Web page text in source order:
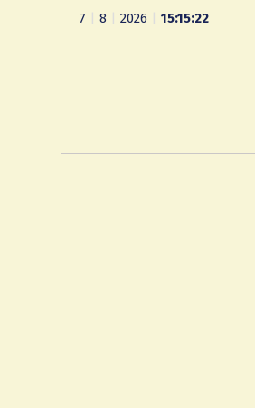
7 8 2026 15:15:23